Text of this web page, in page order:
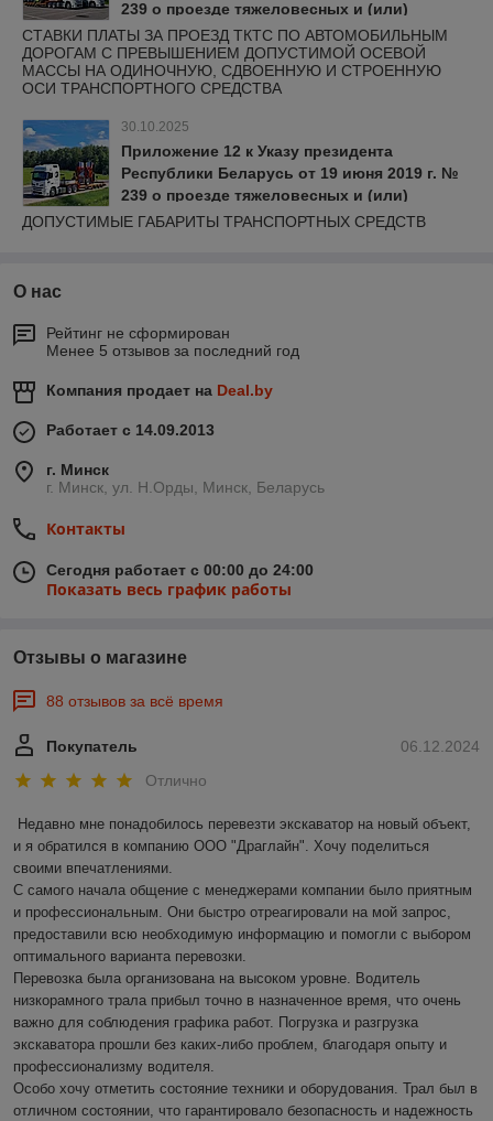
239 о проезде тяжеловесных и (или)
крупногабаритных транспортных средств
СТАВКИ ПЛАТЫ ЗА ПРОЕЗД ТКТС ПО АВТОМОБИЛЬНЫМ
ДОРОГАМ С ПРЕВЫШЕНИЕМ ДОПУСТИМОЙ ОСЕВОЙ
МАССЫ НА ОДИНОЧНУЮ, СДВОЕННУЮ И СТРОЕННУЮ
ОСИ ТРАНСПОРТНОГО СРЕДСТВА
30.10.2025
Приложение 12 к Указу президента
Республики Беларусь от 19 июня 2019 г. №
239 о проезде тяжеловесных и (или)
крупногабаритных транспортных средств
ДОПУСТИМЫЕ ГАБАРИТЫ ТРАНСПОРТНЫХ СРЕДСТВ
О нас
Рейтинг не сформирован
Менее 5 отзывов за последний год
Компания продает на Deal.by
Работает с 14.09.2013
г. Минск
г. Минск, ул. Н.Орды, Минск, Беларусь
Контакты
Сегодня работает с 00:00 до 24:00
Показать весь график работы
Отзывы о магазине
88 отзывов за всё время
06.12.2024
Покупатель
Отлично
Недавно мне понадобилось перевезти экскаватор на новый объект,
и я обратился в компанию ООО "Драглайн". Хочу поделиться
своими впечатлениями.
С самого начала общение с менеджерами компании было приятным
и профессиональным. Они быстро отреагировали на мой запрос,
предоставили всю необходимую информацию и помогли с выбором
оптимального варианта перевозки.
Перевозка была организована на высоком уровне. Водитель
низкорамного трала прибыл точно в назначенное время, что очень
важно для соблюдения графика работ. Погрузка и разгрузка
экскаватора прошли без каких-либо проблем, благодаря опыту и
профессионализму водителя.
Особо хочу отметить состояние техники и оборудования. Трал был в
отличном состоянии, что гарантировало безопасность и надежность